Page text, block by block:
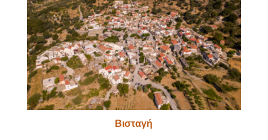
Βισταγή